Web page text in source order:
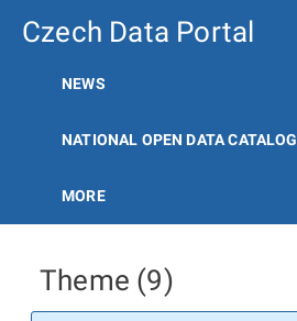
Czech Data Portal
NEWS
NATIONAL OPEN DATA CATALOG
MORE
Theme (9)